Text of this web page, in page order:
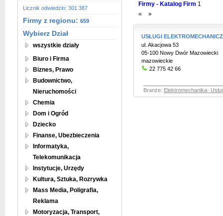
Licznik odwiedzin: 301 387
Firmy z regionu: 659
Wybierz Dział
wszystkie działy
Biuro i Firma
Biznes, Prawo
Budownictwo,
Nieruchomości
Chemia
Dom i Ogród
Dziecko
Finanse, Ubezbieczenia
Informatyka,
Telekomunikacja
Instytucje, Urzędy
Kultura, Sztuka, Rozrywka
Mass Media, Poligrafia,
Reklama
Motoryzacja, Transport,
Firmy - Katalog Firm 1
«
»
USŁUGI
ul. Akacjowa 53
05-100 Nowy Dwór Mazowiecki
mazowieckie
22 775 42 66
Branże: Elektromechanika-